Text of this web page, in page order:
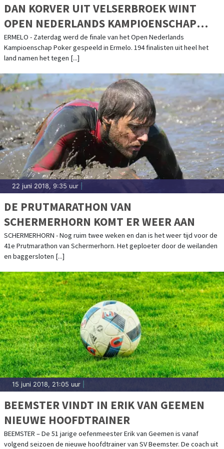
DAN KORVER UIT VELSERBROEK WINT
OPEN NEDERLANDS KAMPIOENSCHAP
POKER
ERMELO - Zaterdag werd de finale van het Open Nederlands
Kampioenschap Poker gespeeld in Ermelo. 194 finalisten uit heel het
land namen het tegen [...]
22 juni 2018, 9:35 uur
DE PRUTMARATHON VAN
SCHERMERHORN KOMT ER WEER AAN
SCHERMERHORN - Nog ruim twee weken en dan is het weer tijd voor de
41e Prutmarathon van Schermerhorn. Het geploeter door de weilanden
en baggersloten [...]
15 juni 2018, 21:05 uur
BEEMSTER VINDT IN ERIK VAN GEEMEN
NIEUWE HOOFDTRAINER
BEEMSTER – De 51 jarige oefenmeester Erik van Geemen is vanaf
volgend seizoen de nieuwe hoofdtrainer van SV Beemster. De coach uit